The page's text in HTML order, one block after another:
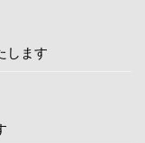
します